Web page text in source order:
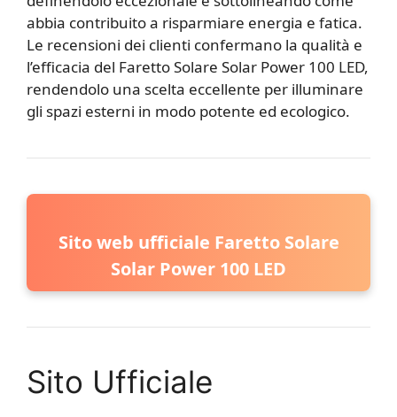
abbia contribuito a risparmiare energia e fatica.
Le recensioni dei clienti confermano la qualità e
l’efficacia del Faretto Solare Solar Power 100 LED,
rendendolo una scelta eccellente per illuminare
gli spazi esterni in modo potente ed ecologico.
Sito web ufficiale Faretto Solare
Solar Power 100 LED
Sito Ufficiale